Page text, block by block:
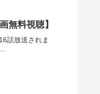
無料視聴】
話放送されま